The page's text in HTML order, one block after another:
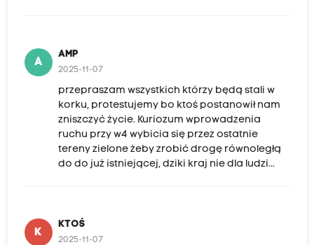
A
AMP
2025-11-07
przepraszam wszystkich którzy będą stali w
korku, protestujemy bo ktoś postanowił nam
zniszczyć życie. Kuriozum wprowadzenia
ruchu przy w4 wybicia się przez ostatnie
tereny zielone żeby zrobić drogę równoległą
do do już istniejącej, dziki kraj nie dla ludzi...
K
KTOŚ
2025-11-07